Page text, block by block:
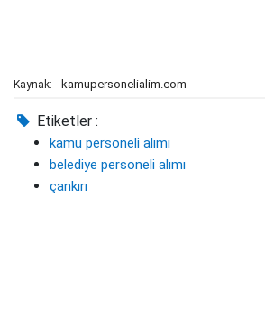
Kaynak: kamupersonelialim.com
Etiketler :
kamu personeli alımı
belediye personeli alımı
çankırı